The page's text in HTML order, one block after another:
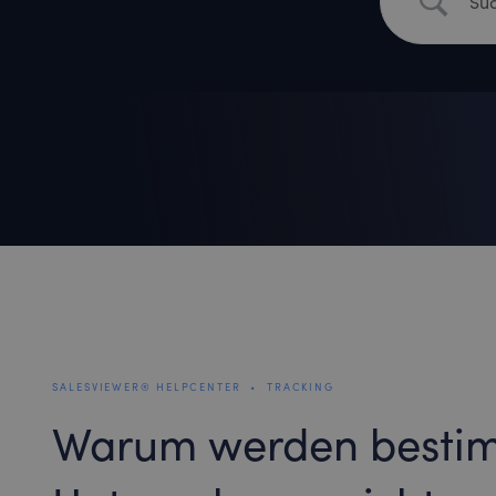
SALESVIEWER® HELPCENTER • TRACKING
Warum werden